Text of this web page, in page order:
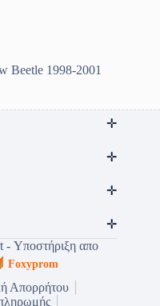
Beetle 1998-2001
Υποστήριξη απο
Foxyprom
Απορρήτου